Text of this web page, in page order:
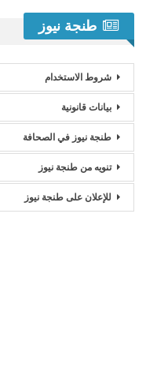
طنجة نيوز
شروط الاستخدام
بيانات قانونية
طنجة نيوز في الصحافة
تنويه من طنجة نيوز
للإعلان على طنجة نيوز